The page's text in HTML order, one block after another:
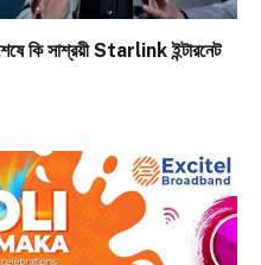
কি সাশ্রয়ী Starlink ইন্টারনেট